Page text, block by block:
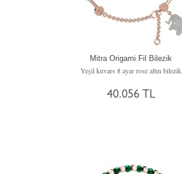
Mitra Origami Fil Bilezik
Yeşil kuvars 8 ayar rose altın bilezik
40.056 TL